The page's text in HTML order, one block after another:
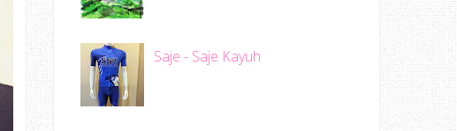
Saje - Saje Kayuh